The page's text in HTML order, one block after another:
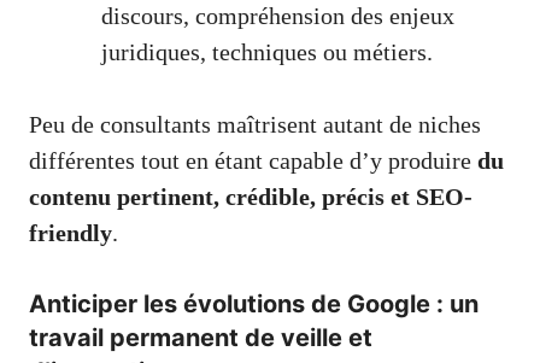
discours, compréhension des enjeux
juridiques, techniques ou métiers.
Peu de consultants maîtrisent autant de niches
différentes tout en étant capable d’y produire du
contenu pertinent, crédible, précis et SEO-
friendly.
Anticiper les évolutions de Google : un
travail permanent de veille et